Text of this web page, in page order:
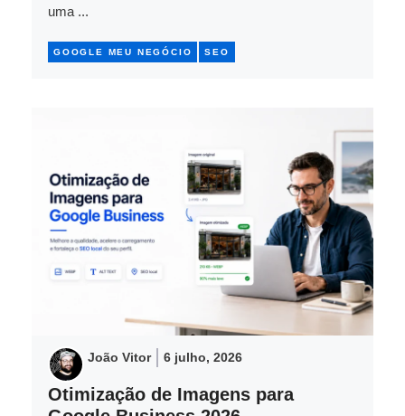
uma ...
GOOGLE MEU NEGÓCIO SEO
João Vitor 6 julho, 2026
Otimização de Imagens para